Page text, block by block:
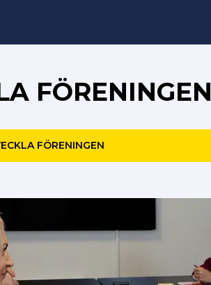
FÖRENINGEN
FÖRENINGEN